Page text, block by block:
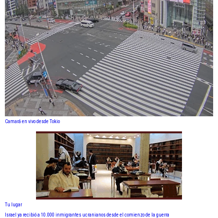
Camará en vivo desde Tokio
Tu lugar
Israel ya recibió a 10.000 inmigrantes ucranianos desde el comienzo de la guerra